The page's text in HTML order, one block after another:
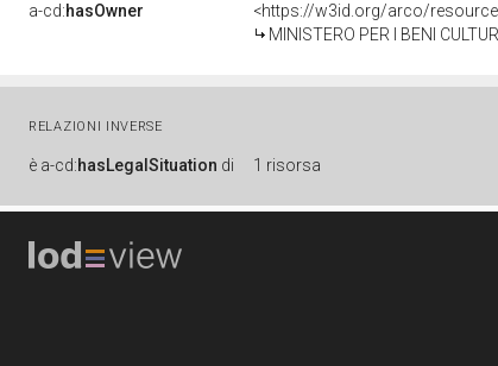
a-cd:hasOwner
<https://w3id.org/arco/
MINISTERO PER I BENI
RELAZIONI INVERSE
è a-cd:hasLegalSituation di 1 risorsa